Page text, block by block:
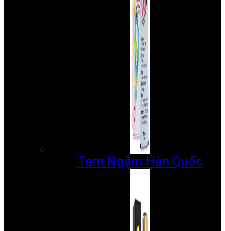
Tem Ngậm Hàn Quốc